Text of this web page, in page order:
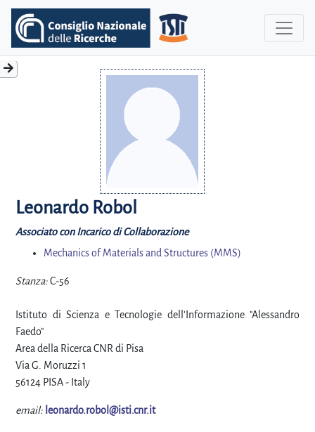
Leonardo Robol
Associato con Incarico di Collaborazione
Mechanics of Materials and Structures (MMS)
Stanza:C-56
Istituto di Scienza e Tecnologie dell'Informazione "Alessandro
Faedo"
Area della Ricerca CNR di Pisa
Via G. Moruzzi 1
56124 PISA - Italy
email: leonardo.robol@isti.cnr.it